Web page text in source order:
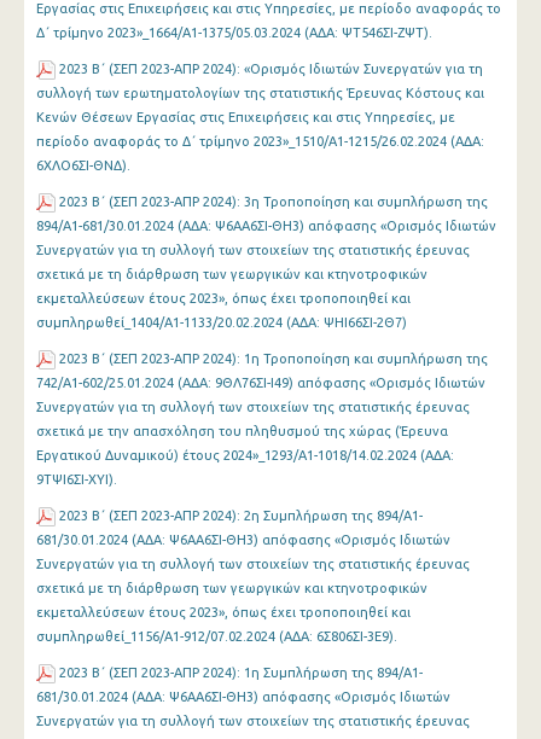
Εργασίας στις Επιχειρήσεις και στις Υπηρεσίες, με περίοδο αναφοράς το
Δ΄ τρίμηνο 2023»_1664/Α1-1375/05.03.2024 (ΑΔΑ: ΨΤ546ΣΙ-ΖΨΤ).
2023 Β΄ (ΣΕΠ 2023-ΑΠΡ 2024): «Ορισμός Ιδιωτών Συνεργατών για τη
συλλογή των ερωτηματολογίων της στατιστικής Έρευνας Κόστους και
Κενών Θέσεων Εργασίας στις Επιχειρήσεις και στις Υπηρεσίες, με
περίοδο αναφοράς το Δ΄ τρίμηνο 2023»_1510/Α1-1215/26.02.2024 (ΑΔΑ:
6ΧΛΟ6ΣΙ-ΘΝΔ).
2023 Β΄ (ΣΕΠ 2023-ΑΠΡ 2024): 3η Τροποποίηση και συμπλήρωση της
894/Α1-681/30.01.2024 (ΑΔΑ: Ψ6ΑΑ6ΣΙ-ΘΗ3) απόφασης «Ορισμός Ιδιωτών
Συνεργατών για τη συλλογή των στοιχείων της στατιστικής έρευνας
σχετικά με τη διάρθρωση των γεωργικών και κτηνοτροφικών
εκμεταλλεύσεων έτους 2023», όπως έχει τροποποιηθεί και
συμπληρωθεί_1404/Α1-1133/20.02.2024 (ΑΔΑ: ΨΗΙ66ΣΙ-2Θ7)
2023 Β΄ (ΣΕΠ 2023-ΑΠΡ 2024): 1η Τροποποίηση και συμπλήρωση της
742/Α1-602/25.01.2024 (ΑΔΑ: 9ΘΛ76ΣΙ-Ι49) απόφασης «Ορισμός Ιδιωτών
Συνεργατών για τη συλλογή των στοιχείων της στατιστικής έρευνας
σχετικά με την απασχόληση του πληθυσμού της χώρας (Έρευνα
Εργατικού Δυναμικού) έτους 2024»_1293/Α1-1018/14.02.2024 (ΑΔΑ:
9ΤΨΙ6ΣΙ-ΧΥΙ).
2023 Β΄ (ΣΕΠ 2023-ΑΠΡ 2024): 2η Συμπλήρωση της 894/Α1-
681/30.01.2024 (ΑΔΑ: Ψ6ΑΑ6ΣΙ-ΘΗ3) απόφασης «Ορισμός Ιδιωτών
Συνεργατών για τη συλλογή των στοιχείων της στατιστικής έρευνας
σχετικά με τη διάρθρωση των γεωργικών και κτηνοτροφικών
εκμεταλλεύσεων έτους 2023», όπως έχει τροποποιηθεί και
συμπληρωθεί_1156/Α1-912/07.02.2024 (ΑΔΑ: 6Σ806ΣΙ-3Ε9).
2023 Β΄ (ΣΕΠ 2023-ΑΠΡ 2024): 1η Συμπλήρωση της 894/Α1-
681/30.01.2024 (ΑΔΑ: Ψ6ΑΑ6ΣΙ-ΘΗ3) απόφασης «Ορισμός Ιδιωτών
Συνεργατών για τη συλλογή των στοιχείων της στατιστικής έρευνας